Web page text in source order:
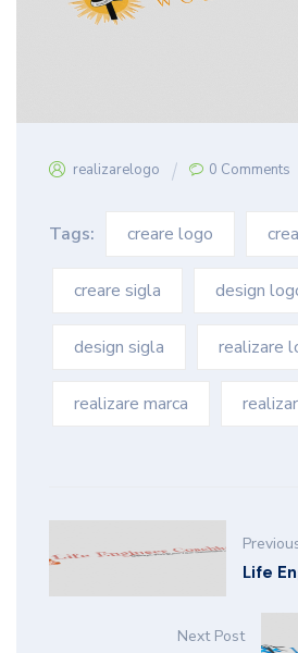
realizarelogo 0 Comments
Tags: creare logo
creare sigla design
design sigla realizare
realizare marca
Life
Next Post